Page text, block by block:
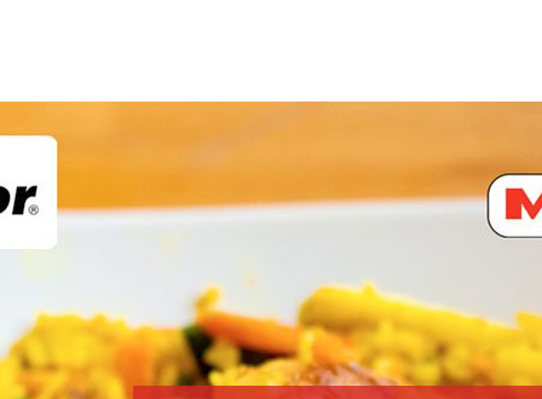
Acero Eco+
Acero forjado
Borosilicato
Más Menaje